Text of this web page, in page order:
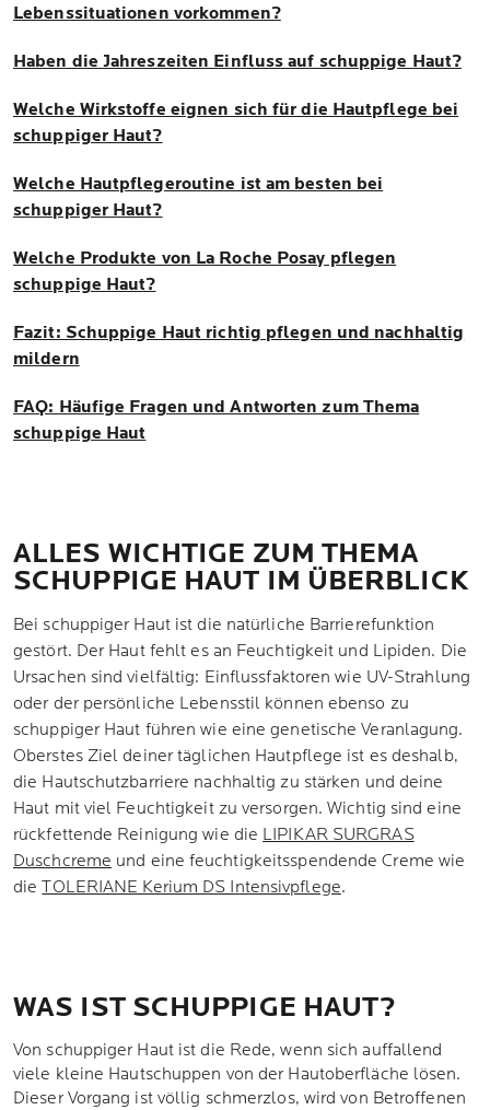
Lebenssituationen vorkommen?
Haben die Jahreszeiten Einfluss auf schuppige Haut?
Welche Wirkstoffe eignen sich für die Hautpflege bei
schuppiger Haut?
Welche Hautpflegeroutine ist am besten bei
schuppiger Haut?
Welche Produkte von La Roche Posay pflegen
schuppige Haut?
Fazit: Schuppige Haut richtig pflegen und nachhaltig
mildern
FAQ: Häufige Fragen und Antworten zum Thema
schuppige Haut
ALLES WICHTIGE ZUM THEMA
SCHUPPIGE HAUT IM ÜBERBLICK
Bei schuppiger Haut ist die natürliche Barrierefunktion
gestört. Der Haut fehlt es an Feuchtigkeit und Lipiden. Die
Ursachen sind vielfältig: Einflussfaktoren wie UV-Strahlung
oder der persönliche Lebensstil können ebenso zu
schuppiger Haut führen wie eine genetische Veranlagung.
Oberstes Ziel deiner täglichen Hautpflege ist es deshalb,
die Hautschutzbarriere nachhaltig zu stärken und deine
Haut mit viel Feuchtigkeit zu versorgen. Wichtig sind eine
rückfettende Reinigung wie die LIPIKAR SURGRAS
Duschcreme und eine feuchtigkeitsspendende Creme wie
dieTOLERIANE Kerium DS Intensivpflege.
WAS IST SCHUPPIGE HAUT?
Von schuppiger Haut ist die Rede, wenn sich auffallend
viele kleine Hautschuppen von der Hautoberfläche lösen.
Dieser Vorgang ist völlig schmerzlos, wird von Betroffenen